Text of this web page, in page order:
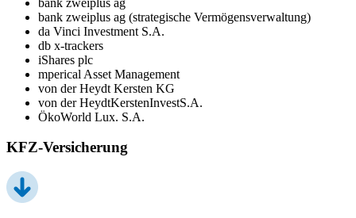
bank zweiplus ag (strategische Vermögensverwaltung)
da Vinci Investment S.A.
db x-trackers
iShares plc
mperical Asset Management
von der Heydt Kersten KG
von der HeydtKerstenInvestS.A.
ÖkoWorld Lux. S.A.
KFZ-Versicherung